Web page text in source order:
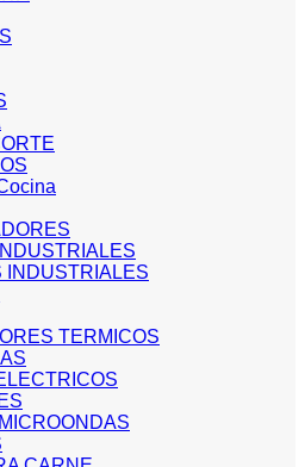
INDUSTRIALES
TERMICOS